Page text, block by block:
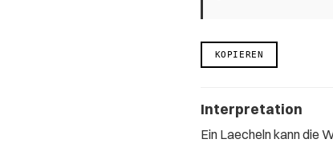
KOPIEREN
Interpretation
Ein Laecheln kann die